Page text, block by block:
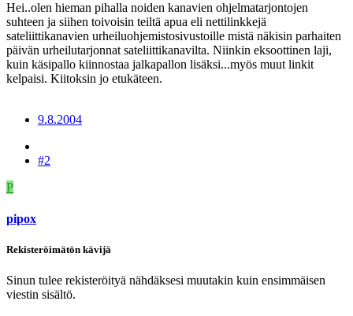
Hei..olen hieman pihalla noiden kanavien ohjelmatarjontojen
suhteen ja siihen toivoisin teiltä apua eli nettilinkkejä
sateliittikanavien urheiluohjemistosivustoille mistä näkisin parhaiten
päivän urheilutarjonnat sateliittikanavilta. Niinkin eksoottinen laji,
kuin käsipallo kiinnostaa jalkapallon lisäksi...myös muut linkit
kelpaisi. Kiitoksin jo etukäteen.
9.8.2004
#2
P
pipox
Rekisteröimätön kävijä
Sinun tulee rekisteröityä nähdäksesi muutakin kuin ensimmäisen
viestin sisältö.